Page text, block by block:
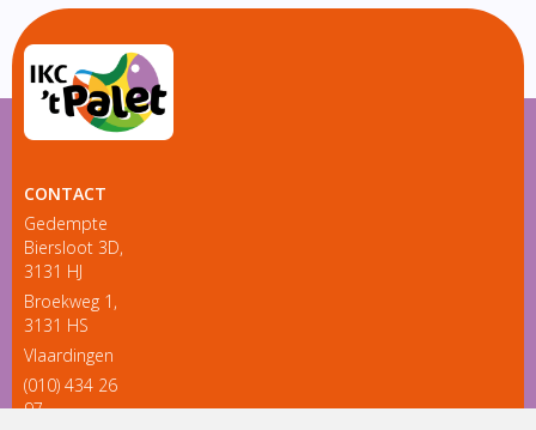
CONTACT
Gedempte
Biersloot 3D,
3131 HJ
Broekweg 1,
3131 HS
Vlaardingen
(010) 434 26
97